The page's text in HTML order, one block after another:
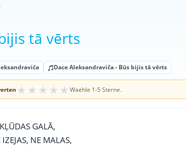
tā vērts
Dace Aleksandraviča - Būs bijis tā vērts
★ ★ ★ ★ ★ Waehle 1-5 Sterne.
GALĀ,
NE MALAS,